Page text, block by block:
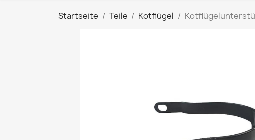
Startseite Teile Kotflügel